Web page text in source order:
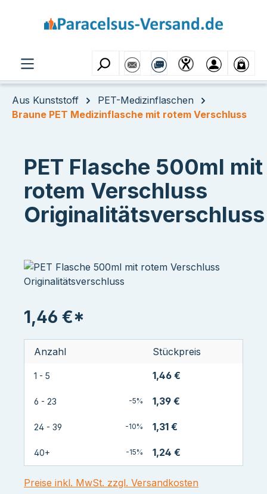
Aus Kunststoff
PET-Medizinflaschen
Braune PET Medizinflasche mit rotem Verschluss
PET Flasche 500ml mit
rotem Verschluss
Originalitätsverschluss
1,46 €*
Anzahl Stückpreis
1 - 5 1,46 €
6 - 23 -5% 1,39 €
24 - 39 -10% 1,31 €
40+ -15% 1,24 €
Preise inkl. MwSt. zzgl. Versandkosten